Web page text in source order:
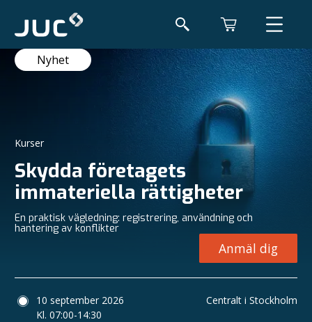
Nyhet
Kurser
Skydda företagets
immateriella rättigheter
En praktisk vägledning: registrering, användning och
hantering av konflikter
Anmäl dig
10 september 2026
Kl. 07:00-14:30
Centralt i Stockholm